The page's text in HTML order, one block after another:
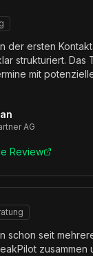
der ersten
strukturiert. Das
mit
AG
Review
schon seit
zusammen